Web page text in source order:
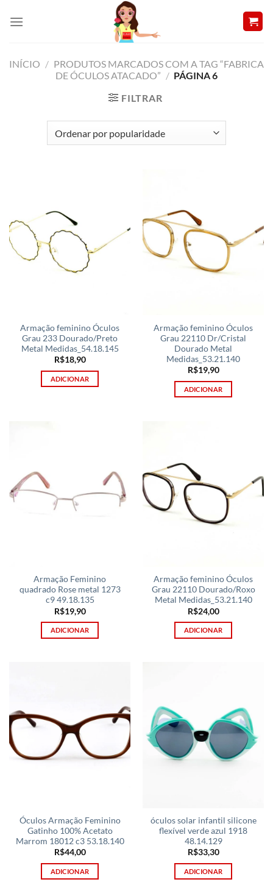
INÍCIO / PRODUTOS MARCADOS COM A TAG “FABRICA
DE ÓCULOS ATACADO” / PÁGINA 6
FILTRAR
Armação feminino Óculos
Grau 233 Dourado/Preto
Metal Medidas_54.18.145
R$18,90
ADICIONAR
Armação feminino Óculos
Grau 22110 Dr/Cristal
Dourado Metal
Medidas_53.21.140
R$19,90
ADICIONAR
Armação Feminino
quadrado Rose metal 1273
c9 49.18.135
R$19,90
ADICIONAR
Armação feminino Óculos
Grau 22110 Dourado/Roxo
Metal Medidas_53.21.140
R$24,00
ADICIONAR
Óculos Armação Feminino
Gatinho 100% Acetato
Marrom 18012 c3 53.18.140
R$44,00
ADICIONAR
óculos solar infantil silicone
flexível verde azul 1918
48.14.129
R$33,30
ADICIONAR